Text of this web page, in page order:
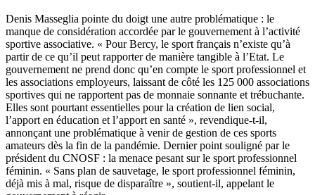
Denis Masseglia pointe du doigt une autre problématique : le
manque de considération accordée par le gouvernement à l’activité
sportive associative. « Pour Bercy, le sport français n’existe qu’à
partir de ce qu’il peut rapporter de manière tangible à l’Etat. Le
gouvernement ne prend donc qu’en compte le sport professionnel et
les associations employeurs, laissant de côté les 125 000 associations
sportives qui ne rapportent pas de monnaie sonnante et trébuchante.
Elles sont pourtant essentielles pour la création de lien social,
l’apport en éducation et l’apport en santé », revendique-t-il,
annonçant une problématique à venir de gestion de ces sports
amateurs dès la fin de la pandémie. Dernier point souligné par le
président du CNOSF : la menace pesant sur le sport professionnel
féminin. « Sans plan de sauvetage, le sport professionnel féminin,
déjà mis à mal, risque de disparaître », soutient-il, appelant le